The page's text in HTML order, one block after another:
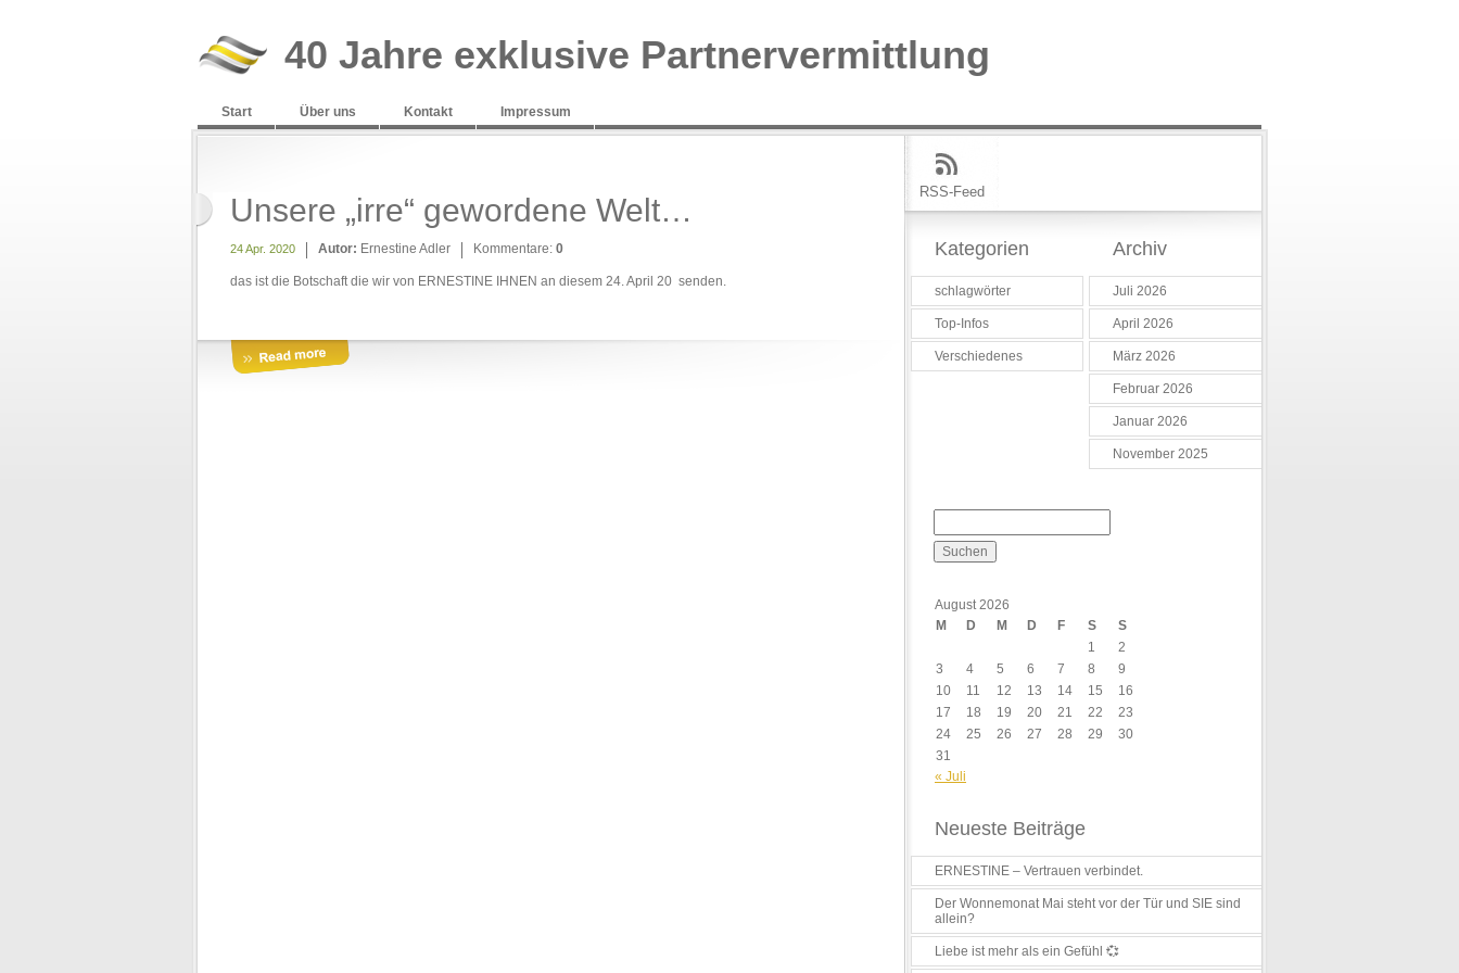
40 Jahre exklusive Partnervermittlung
Start Über uns Kontakt Impressum
Unsere „irre“ gewordene Welt…
24 Apr. 2020 Autor: Ernestine Adler Kommentare: 0
das ist die Botschaft die wir von ERNESTINE IHNEN an diesem 24. April 20 senden.
RSS-Feed
Kategorien
schlagwörter
Top-Infos
Verschiedenes
Archiv
Juli 2026
April 2026
März 2026
Februar 2026
Januar 2026
November 2025
August 2026
M
D M D F S
S
1
2
3
4 5 6 7 8
9
10
11 12 13 14 15
16
17
18 19 20 21 22
23
24
25 26 27 28 29
30
31
« Juli
Neueste Beiträge
ERNESTINE – Vertrauen verbindet.
Der Wonnemonat Mai steht vor der Tür und SIE sind
allein?
Liebe ist mehr als ein Gefühl 💞